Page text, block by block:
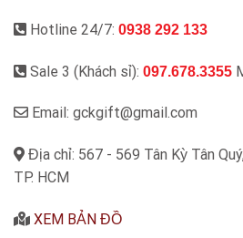
Hotline 24/7: 0938 292 133
Sale 3 (Khách sỉ): 097.678.3355
Email: gckgift@gmail.com
Địa chỉ: 567 - 569 Tân Kỳ Tân
TP. HCM
XEM BẢN ĐỒ